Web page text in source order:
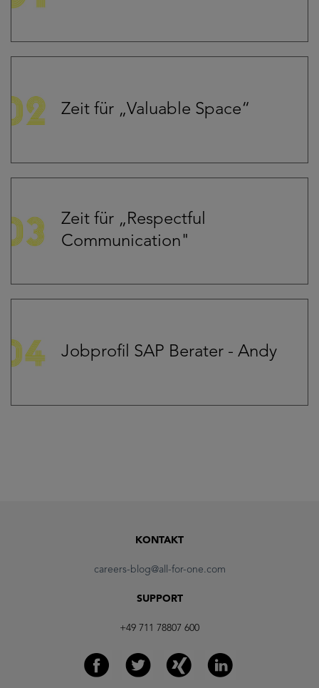
Zeit für „Valuable Space“
Zeit für „Respectful
Communication"
Jobprofil SAP Berater - Andy
KONTAKT
careers-blog@all-for-one.com
SUPPORT
+49 711 78807 600